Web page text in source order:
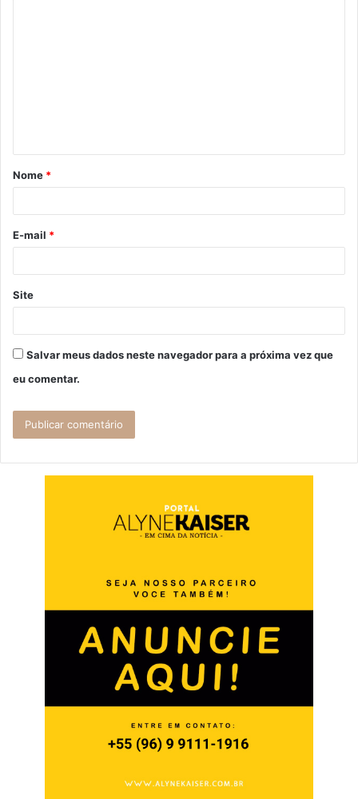
á
r
*
Nome *
E-mail *
Site
Salvar meus dados neste navegador para a próxima vez que
eu comentar.